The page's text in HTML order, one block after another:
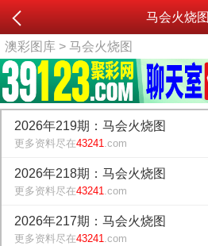
马会火烧图
澳彩图库 > 马会火烧图
2026年219期：马会火烧图
更多资料尽在43241.com
2026年218期：马会火烧图
更多资料尽在43241.com
2026年217期：马会火烧图
更多资料尽在43241.com